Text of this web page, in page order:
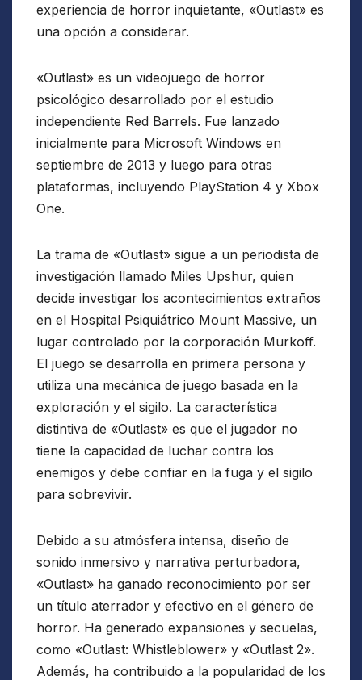
experiencia de horror inquietante, «Outlast» es
una opción a considerar.
«Outlast» es un videojuego de horror
psicológico desarrollado por el estudio
independiente Red Barrels. Fue lanzado
inicialmente para Microsoft Windows en
septiembre de 2013 y luego para otras
plataformas, incluyendo PlayStation 4 y Xbox
One.
La trama de «Outlast» sigue a un periodista de
investigación llamado Miles Upshur, quien
decide investigar los acontecimientos extraños
en el Hospital Psiquiátrico Mount Massive, un
lugar controlado por la corporación Murkoff.
El juego se desarrolla en primera persona y
utiliza una mecánica de juego basada en la
exploración y el sigilo. La característica
distintiva de «Outlast» es que el jugador no
tiene la capacidad de luchar contra los
enemigos y debe confiar en la fuga y el sigilo
para sobrevivir.
Debido a su atmósfera intensa, diseño de
sonido inmersivo y narrativa perturbadora,
«Outlast» ha ganado reconocimiento por ser
un título aterrador y efectivo en el género de
horror. Ha generado expansiones y secuelas,
como «Outlast: Whistleblower» y «Outlast 2».
Además, ha contribuido a la popularidad de los